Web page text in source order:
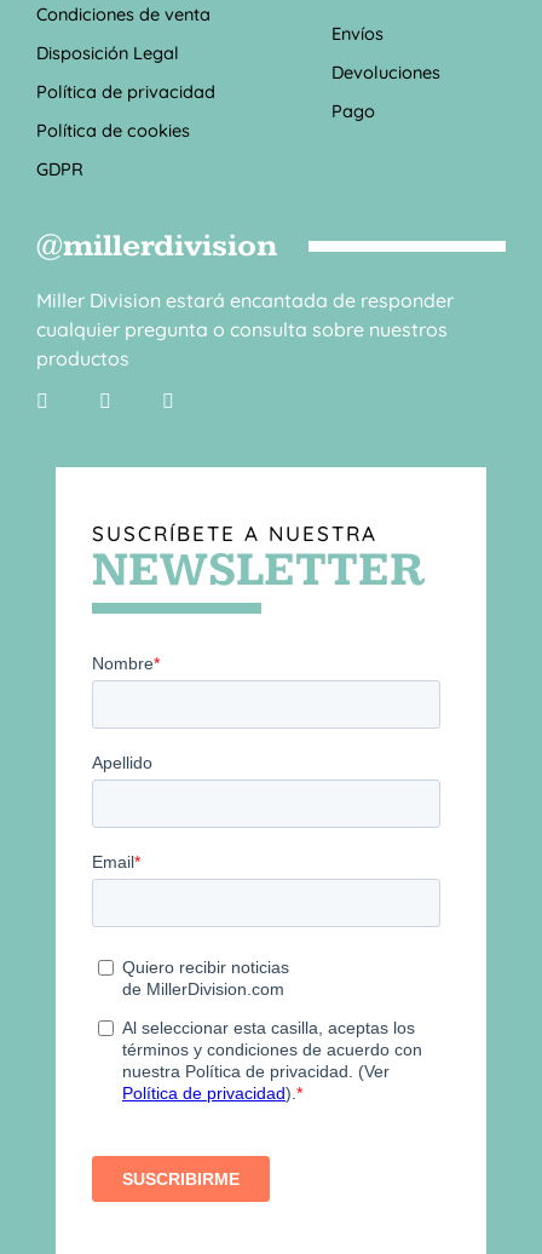
Condiciones de venta
Disposición Legal
Política de privacidad
Política de cookies
GDPR
Envíos
Devoluciones
Pago
@millerdivision
Miller Division estará encantada de responder
cualquier pregunta o consulta sobre nuestros
productos
SUSCRÍBETE A NUESTRA
NEWSLETTER